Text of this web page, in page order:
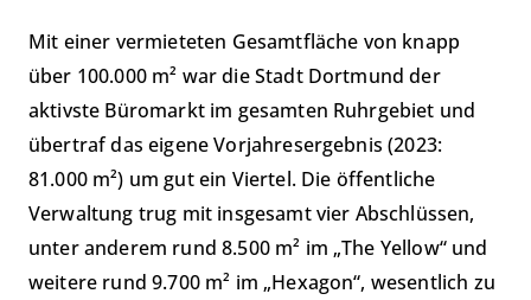
Mit einer vermieteten Gesamtfläche von knapp
über 100.000 m² war die Stadt Dortmund der
aktivste Büromarkt im gesamten Ruhrgebiet und
übertraf das eigene Vorjahresergebnis (2023:
81.000 m²) um gut ein Viertel. Die öffentliche
Verwaltung trug mit insgesamt vier Abschlüssen,
unter anderem rund 8.500 m² im „The Yellow“ und
weitere rund 9.700 m² im „Hexagon“, wesentlich zu